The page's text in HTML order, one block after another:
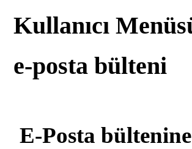
Kullanıcı
e-posta bülteni
E-Posta